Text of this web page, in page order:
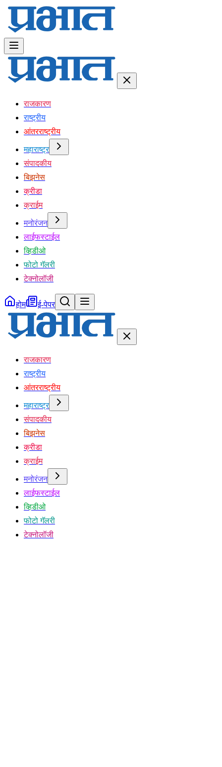
राजकारण
राष्ट्रीय
आंतरराष्ट्रीय
महाराष्ट्र
संपादकीय
बिझनेस
क्रीडा
क्राईम
मनोरंजन
लाईफस्टाईल
व्हिडीओ
फोटो गॅलरी
टेक्नोलॉजी
होम ई-पेपर
राजकारण
राष्ट्रीय
आंतरराष्ट्रीय
महाराष्ट्र
संपादकीय
बिझनेस
क्रीडा
क्राईम
मनोरंजन
लाईफस्टाईल
व्हिडीओ
फोटो गॅलरी
टेक्नोलॉजी